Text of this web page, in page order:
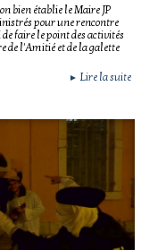
bien établie le Maire JP
pour une rencontre
faire le point des activités
de l'Amitié et de la galette
► Lire la suite